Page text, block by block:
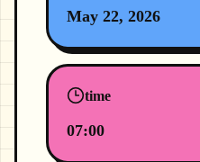
May 22, 2026
time
07:00